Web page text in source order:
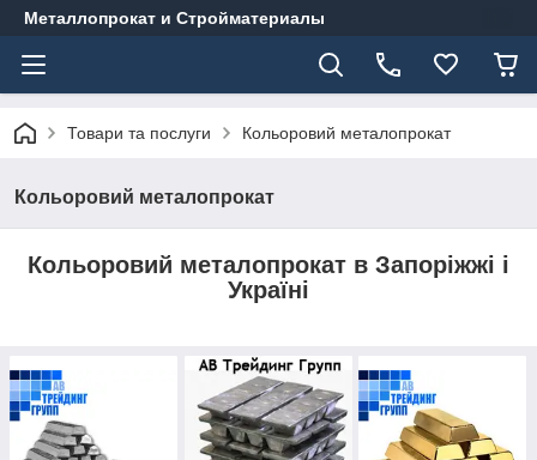
Металлопрокат и Стройматериалы
Товари та послуги Кольоровий металопрокат
Кольоровий металопрокат
Кольоровий металопрокат в Запоріжжі і
Україні